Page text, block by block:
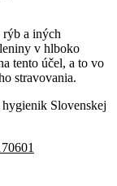
rýb a iných
v hlboko
tento účel, a to vo
stravovania.
Slovenskej